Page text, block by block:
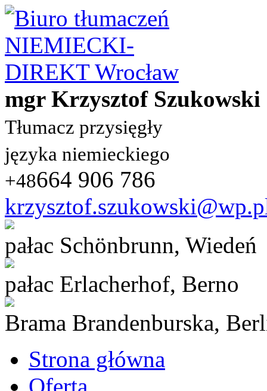
mgr Krzysztof Szukowski
Tłumacz przysięgły
języka niemieckiego
+48664 906 786
pałac Schönbrunn, Wiedeń
pałac Erlacherhof, Berno
Brama Brandenburska,
Strona główna